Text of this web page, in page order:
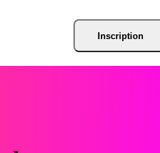
Inscription